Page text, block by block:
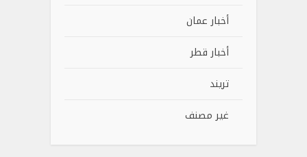
أخبار عمان
أخبار قطر
تريند
غير مصنف